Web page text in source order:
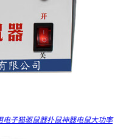
电子猫驱鼠器扑鼠神器电鼠大功率